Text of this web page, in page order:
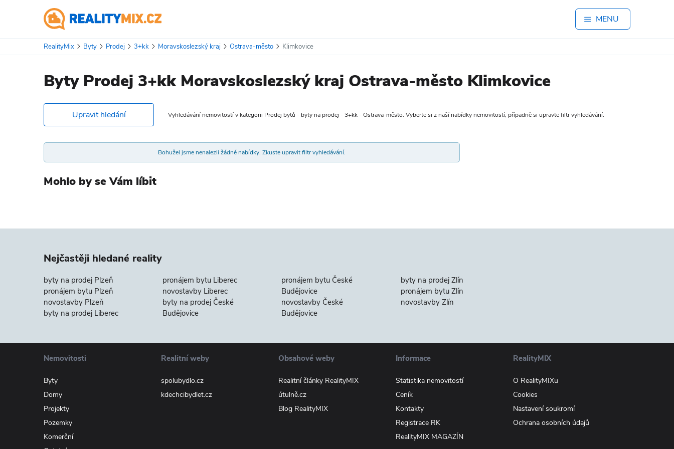
MENU
RealityMix Byty Prodej 3+kk Moravskoslezský kraj Ostrava-město Klimkovice
Byty Prodej 3+kk Moravskoslezský kraj Ostrava-město Klimkovice
Upravit hledání Vyhledávání nemovitostí v kategorii Prodej bytů - byty na prodej - 3+kk - Ostrava-město. Vyberte si z naší nabídky nemovitostí, případně si upravte filtr vyhledávání.
Bohužel jsme nenalezli žádné nabídky. Zkuste upravit filtr vyhledávání.
Mohlo by se Vám líbit
Nejčastěji hledané reality
byty na prodej Plzeň
pronájem bytu Plzeň
novostavby Plzeň
byty na prodej Liberec
pronájem bytu Liberec
novostavby Liberec
byty na prodej České
Budějovice
pronájem bytu České
Budějovice
novostavby České
Budějovice
byty na prodej Zlín
pronájem bytu Zlín
novostavby Zlín
Nemovitosti
Byty
Domy
Projekty
Pozemky
Komerční
Realitní weby
spolubydlo.cz
kdechcibydlet.cz
Obsahové weby
Realitní články RealityMIX
útulně.cz
Blog RealityMIX
Informace
Statistika nemovitostí
Ceník
Kontakty
Registrace RK
RealityMIX MAGAZÍN
RealityMIX
O RealityMIXu
Cookies
Nastavení soukromí
Ochrana osobních údajů